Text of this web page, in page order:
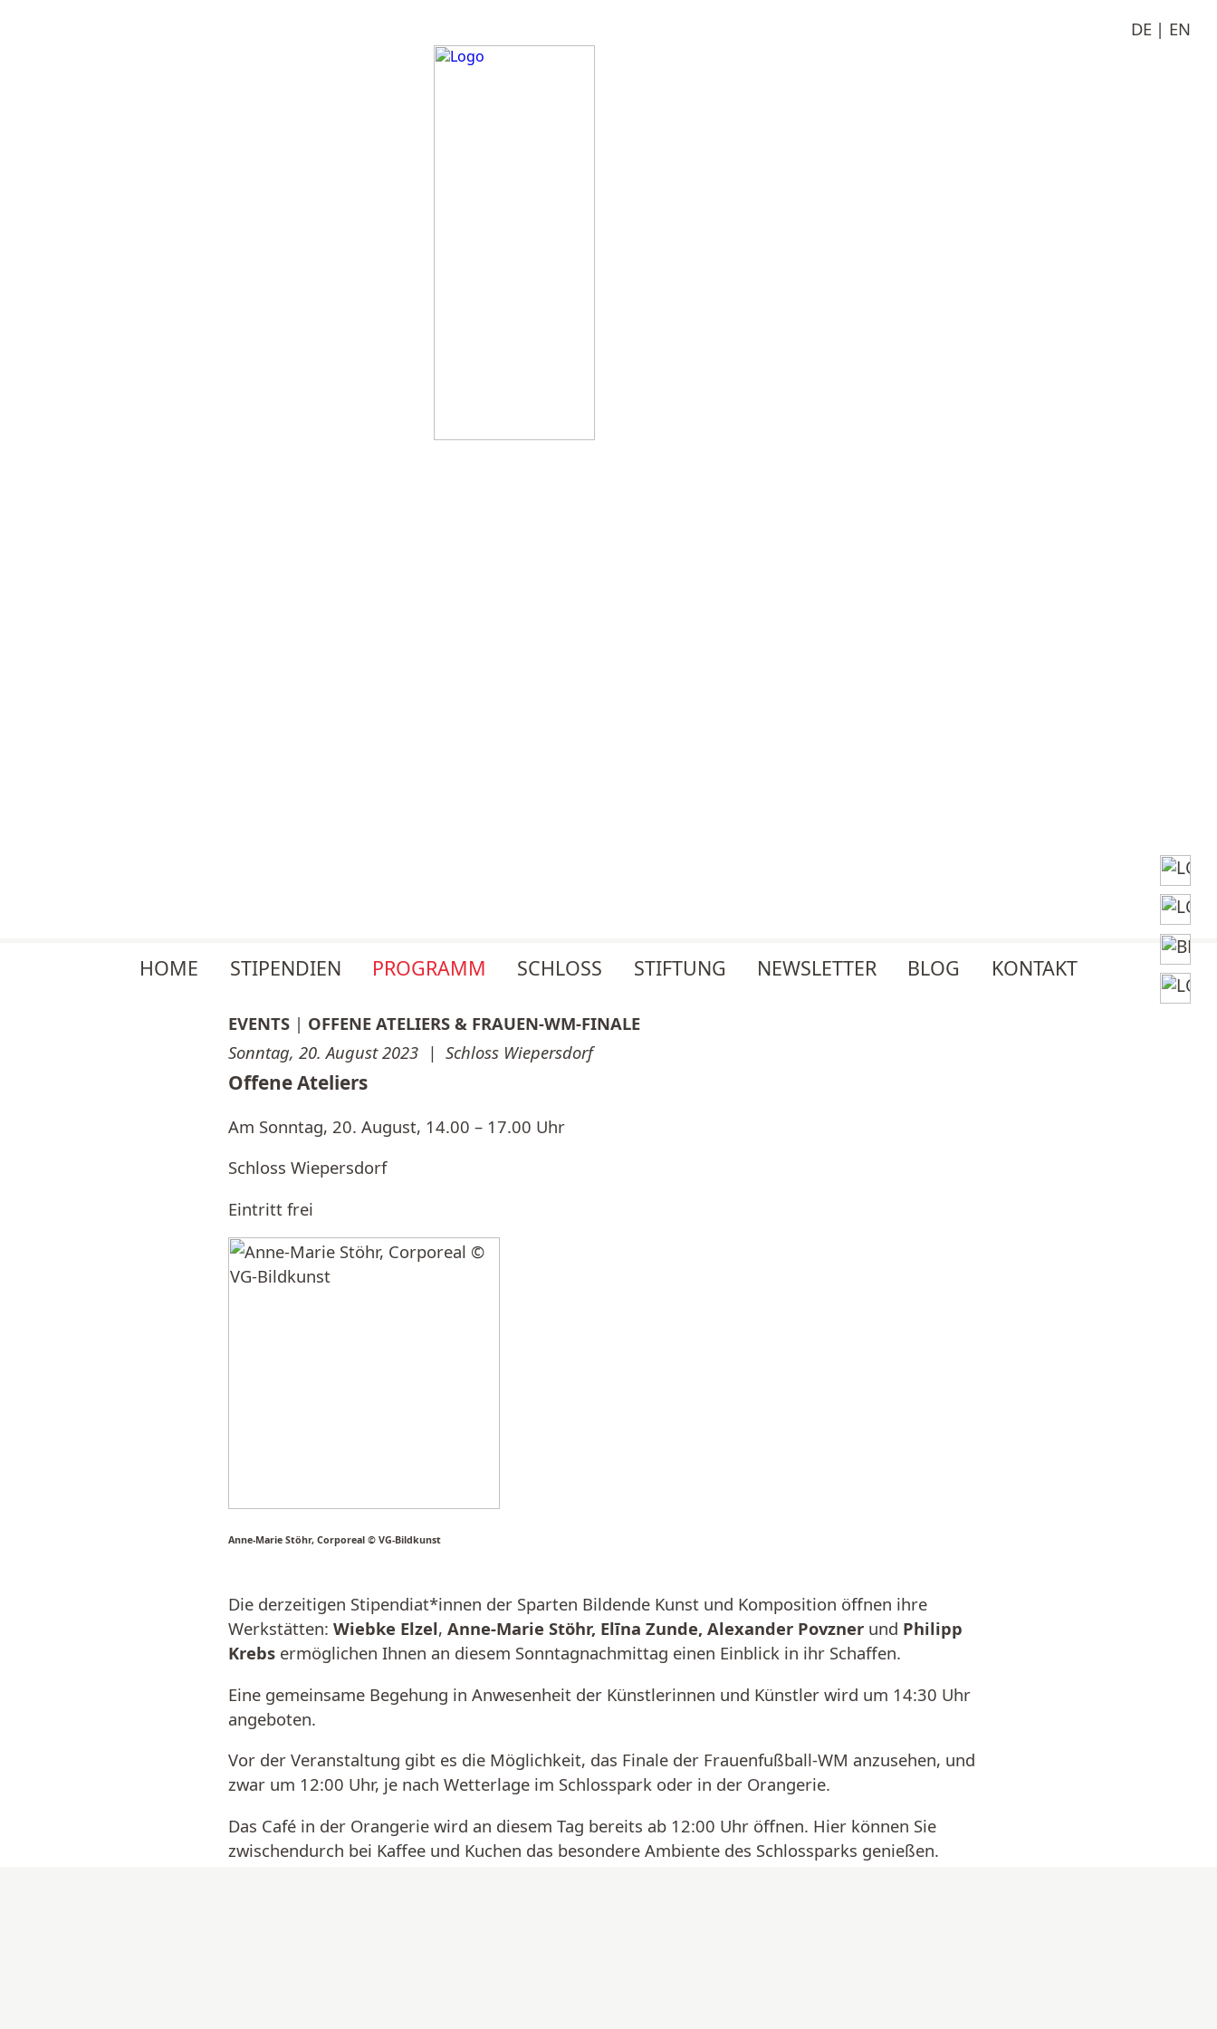
DE EN
HOME STIPENDIEN PROGRAMM SCHLOSS STIFTUNG NEWSLETTER BLOG KONTAKT
EVENTS | OFFENE ATELIERS & FRAUEN-WM-FINALE
Sonntag, 20. August 2023 | Schloss Wiepersdorf
Offene Ateliers
Am Sonntag, 20. August, 14.00 – 17.00 Uhr
Schloss Wiepersdorf
Eintritt frei
Anne-Marie Stöhr, Corporeal © VG-Bildkunst
Die derzeitigen Stipendiat*innen der Sparten Bildende Kunst und Komposition öffnen ihre
Werkstätten: Wiebke Elzel, Anne-Marie Stöhr, Elīna Zunde, Alexander Povzner und Philipp
Krebs ermöglichen Ihnen an diesem Sonntagnachmittag einen Einblick in ihr Schaffen.
Eine gemeinsame Begehung in Anwesenheit der Künstlerinnen und Künstler wird um 14:30 Uhr
angeboten.
Vor der Veranstaltung gibt es die Möglichkeit, das Finale der Frauenfußball-WM anzusehen, und
zwar um 12:00 Uhr, je nach Wetterlage im Schlosspark oder in der Orangerie.
Das Café in der Orangerie wird an diesem Tag bereits ab 12:00 Uhr öffnen. Hier können Sie
zwischendurch bei Kaffee und Kuchen das besondere Ambiente des Schlossparks genießen.